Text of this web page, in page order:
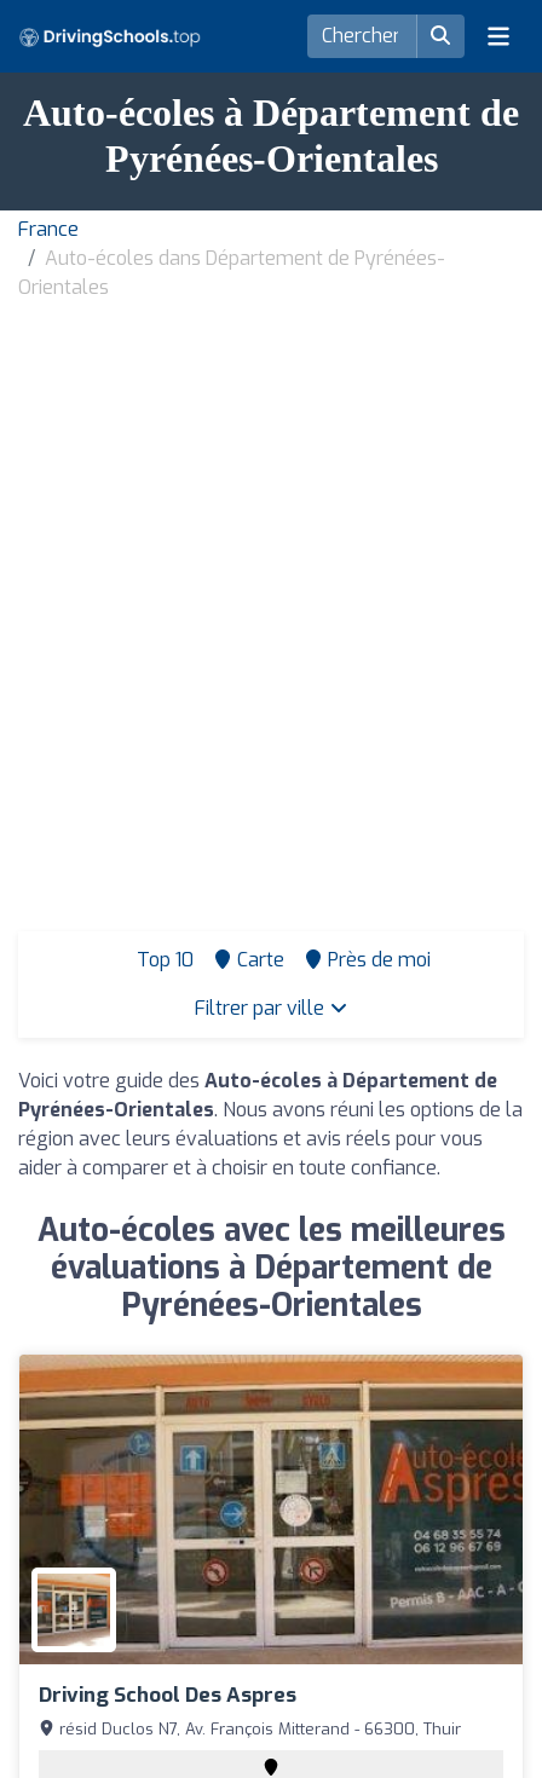
Auto-écoles à Département de
Pyrénées-Orientales
France
Auto-écoles dans Département de Pyrénées-
Orientales
Top 10 Carte
Près de moi
Filtrer par ville
Voici votre guide des Auto-écoles à Département de
Pyrénées-Orientales. Nous avons réuni les options de la
région avec leurs évaluations et avis réels pour vous
aider à comparer et à choisir en toute confiance.
Auto-écoles avec les meilleures
évaluations à Département de
Pyrénées-Orientales
Driving School Des Aspres
résid Duclos N7, Av. François Mitterand - 66300, Thuir